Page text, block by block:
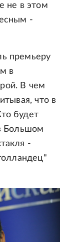
не в этом
-
премьеру
в
В чем
что в
будет
Большом
-